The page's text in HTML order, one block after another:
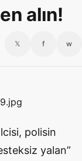
alın!
𝕏 f w
polisin
yalan”